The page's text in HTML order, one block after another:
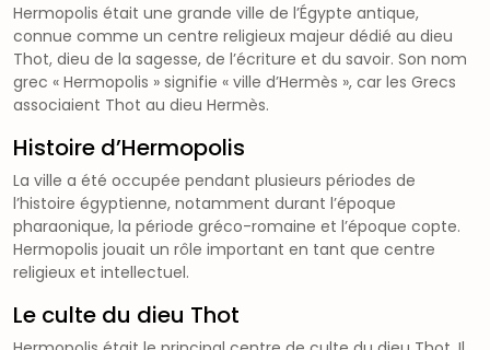
Hermopolis était une grande ville de l’Égypte antique,
connue comme un centre religieux majeur dédié au dieu
Thot, dieu de la sagesse, de l’écriture et du savoir. Son nom
grec « Hermopolis » signifie « ville d’Hermès », car les Grecs
associaient Thot au dieu Hermès.
Histoire d’Hermopolis
La ville a été occupée pendant plusieurs périodes de
l’histoire égyptienne, notamment durant l’époque
pharaonique, la période gréco-romaine et l’époque copte.
Hermopolis jouait un rôle important en tant que centre
religieux et intellectuel.
Le culte du dieu Thot